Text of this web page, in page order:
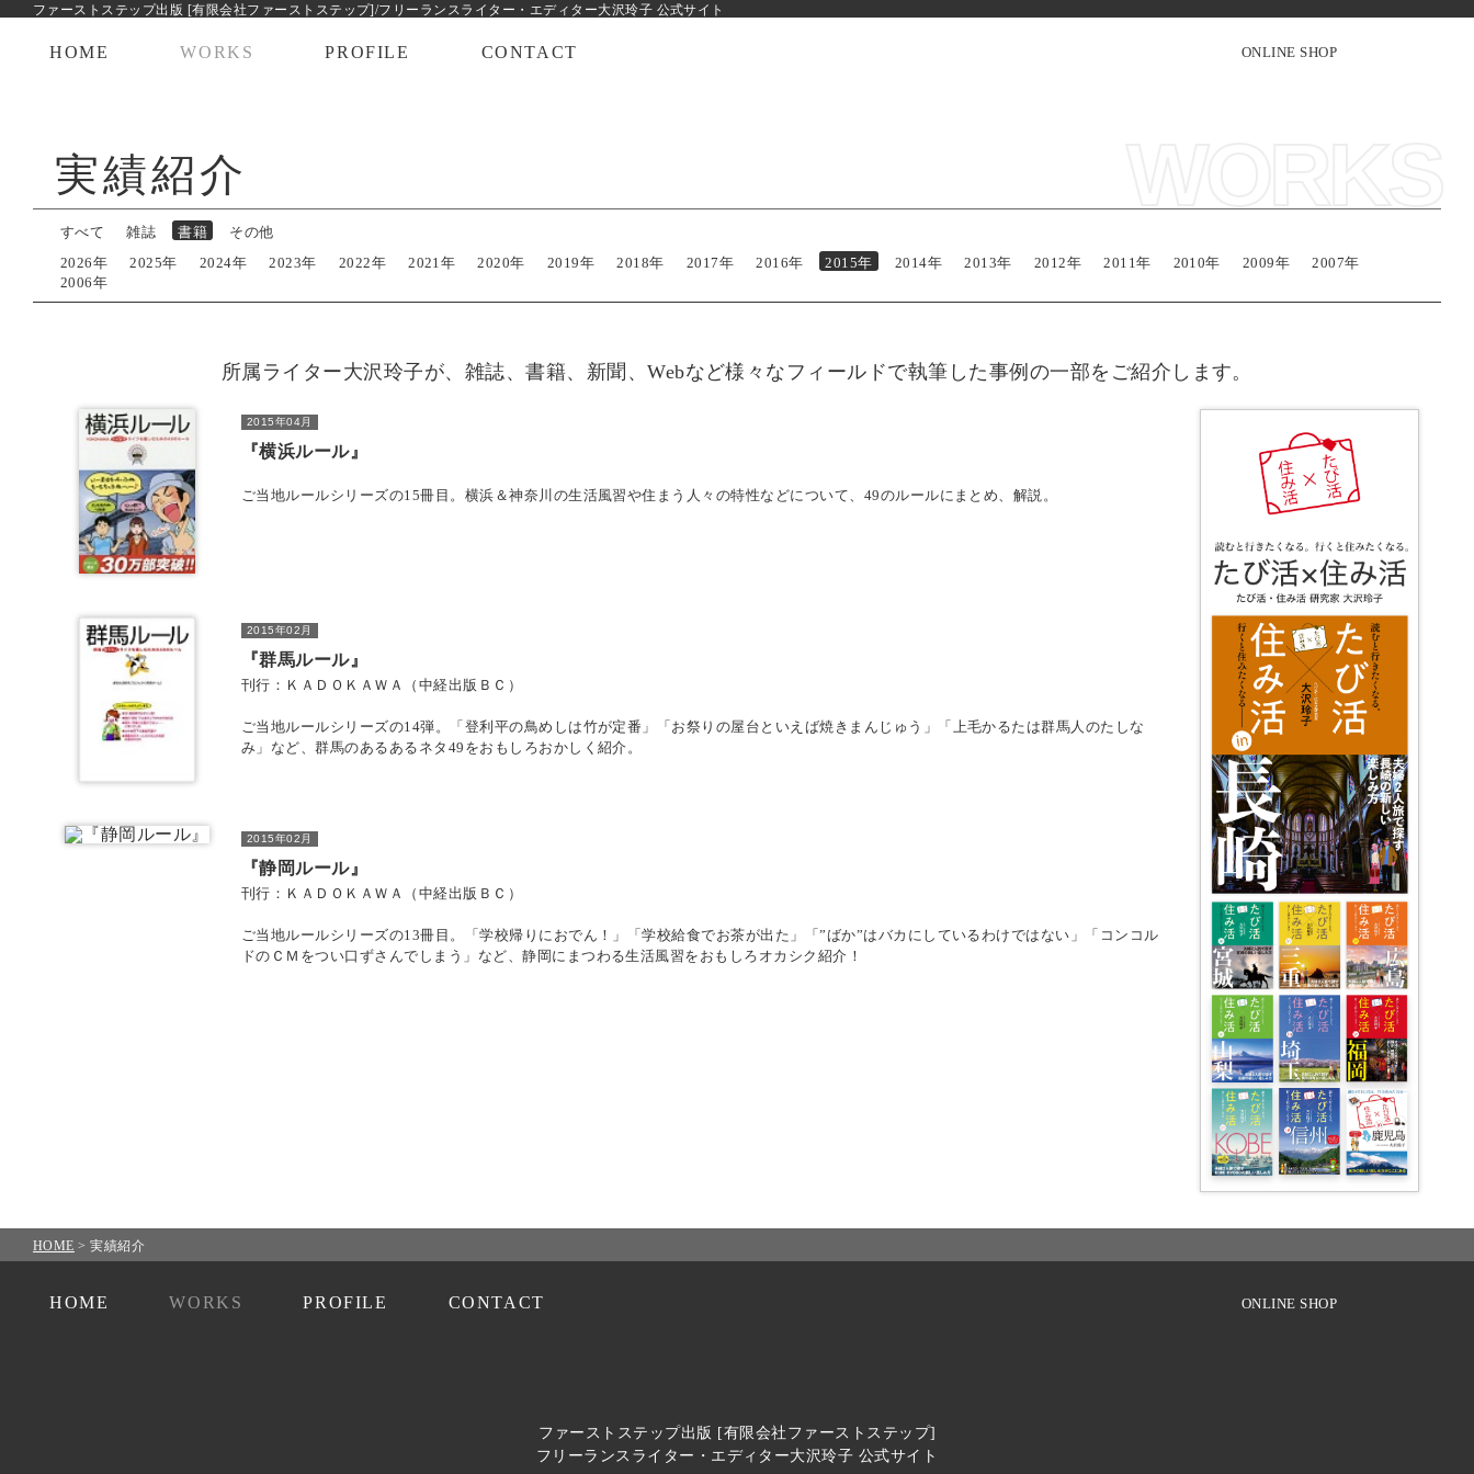
ファーストステップ出版 [有限会社ファーストステップ]/フリーランスライター・エディター大沢玲子 公式サイト
HOME WORKS PROFILE CONTACT ONLINE SHOP
実績紹介
すべて 雑誌 書籍
その他
2026年
2025年 2024年 2023年 2022年 2021年 2020年 2019年 2018年 2017年 2016年 2015年 2014年 2013年 2012年 2011年 2010年 2009年
2007年
2006年
所属ライター大沢玲子が、雑誌、書籍、新聞、Webなど様々なフィールドで執筆した事例の一部をご紹介します。
2015年04月
『横浜ルール』
ご当地ルールシリーズの15冊目。横浜＆神奈川の生活風習や住まう人々の特性などについて、49のルールにまとめ、解説。
2015年02月
『群馬ルール』
刊行：ＫＡＤＯＫＡＷＡ（中経出版ＢＣ）
ご当地ルールシリーズの14弾。「登利平の鳥めしは竹が定番」「お祭りの屋台といえば焼きまんじゅう」「上毛かるたは群馬人のたしな
み」など、群馬のあるあるネタ49をおもしろおかしく紹介。
2015年02月
『静岡ルール』
刊行：ＫＡＤＯＫＡＷＡ（中経出版ＢＣ）
ご当地ルールシリーズの13冊目。「学校帰りにおでん！」「学校給食でお茶が出た」「”ばか”はバカにしているわけではない」「コンコル
ドのＣＭをつい口ずさんでしまう」など、静岡にまつわる生活風習をおもしろオカシク紹介！
HOME >実績紹介
HOME WORKS PROFILE CONTACT ONLINE SHOP
ファーストステップ出版 [有限会社ファーストステップ]
フリーランスライター・エディター大沢玲子 公式サイト